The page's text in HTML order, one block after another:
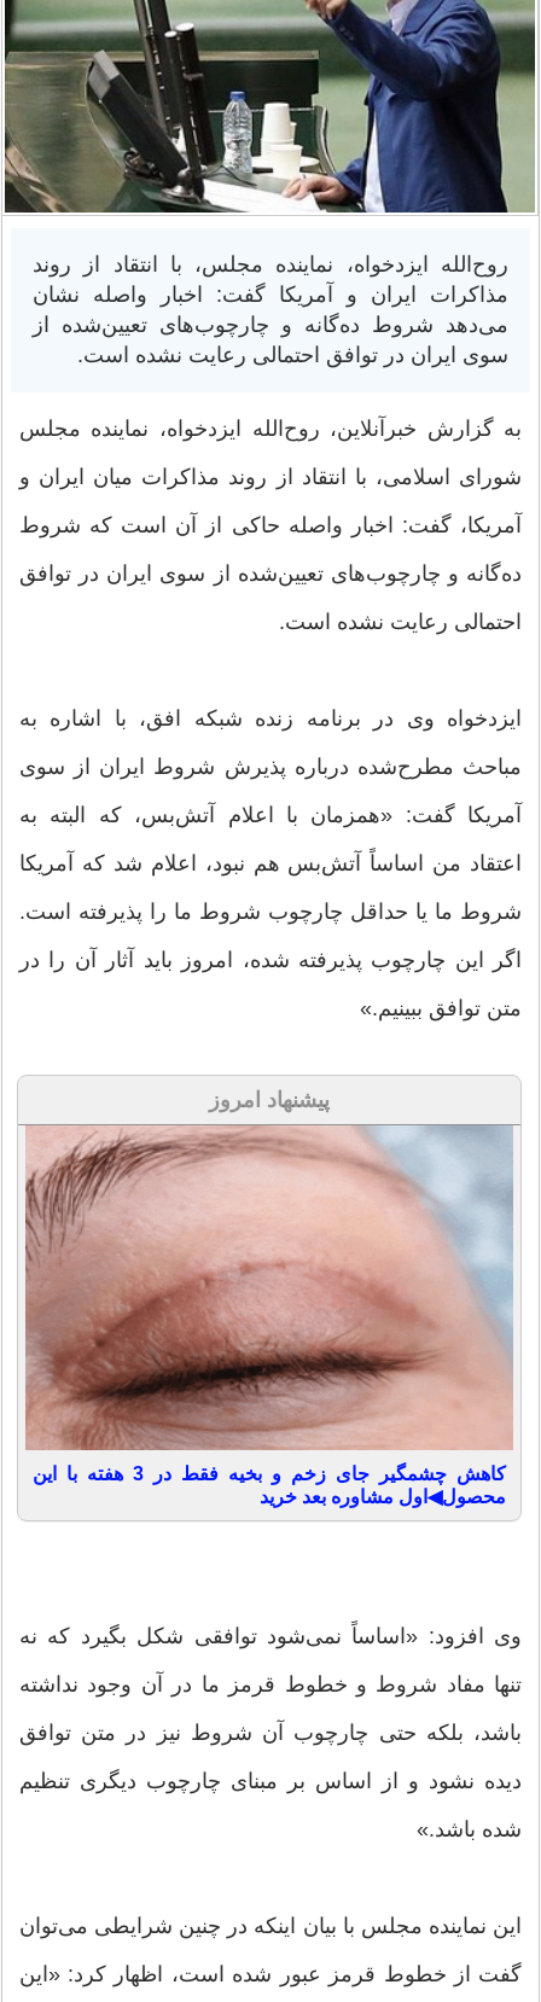
روح‌الله ایزدخواه، نماینده مجلس، با انتقاد از روند
مذاکرات ایران و آمریکا گفت: اخبار واصله نشان
می‌دهد شروط ده‌گانه و چارچوب‌های تعیین‌شده از
سوی ایران در توافق احتمالی رعایت نشده است.
به گزارش خبرآنلاین، روح‌الله ایزدخواه، نماینده مجلس
شورای اسلامی، با انتقاد از روند مذاکرات میان ایران و
آمریکا، گفت: اخبار واصله حاکی از آن است که شروط
ده‌گانه و چارچوب‌های تعیین‌شده از سوی ایران در توافق
احتمالی رعایت نشده است.
ایزدخواه وی در برنامه زنده شبکه افق، با اشاره به
مباحث مطرح‌شده درباره پذیرش شروط ایران از سوی
آمریکا گفت: «همزمان با اعلام آتش‌بس، که البته به
اعتقاد من اساساً آتش‌بس هم نبود، اعلام شد که آمریکا
شروط ما یا حداقل چارچوب شروط ما را پذیرفته است.
اگر این چارچوب پذیرفته شده، امروز باید آثار آن را در
متن توافق ببینیم.»
پیشنهاد امروز
کاهش چشمگیر جای زخم و بخیه فقط در 3 هفته با این
محصول◀اول مشاوره بعد خرید
وی افزود: «اساساً نمی‌شود توافقی شکل بگیرد که نه
تنها مفاد شروط و خطوط قرمز ما در آن وجود نداشته
باشد، بلکه حتی چارچوب آن شروط نیز در متن توافق
دیده نشود و از اساس بر مبنای چارچوب دیگری تنظیم
شده باشد.»
این نماینده مجلس با بیان اینکه در چنین شرایطی می‌توان
گفت از خطوط قرمز عبور شده است، اظهار کرد: «این